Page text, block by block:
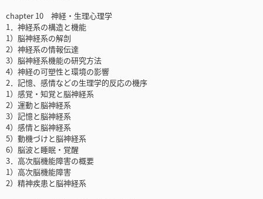
chapter 10 神経・生理心理学
1．神経系の構造と機能
1）脳神経系の解剖
2）神経系の情報伝達
3）脳神経系機能の研究方法
4）神経の可塑性と環境の影響
2．記憶、感情などの生理学的反応の機序
1）感覚・知覚と脳神経系
2）運動と脳神経系
3）記憶と脳神経系
4）感情と脳神経系
5）動機づけと脳神経系
6）脳波と睡眠・覚醒
3．高次脳機能障害の概要
1）高次脳機能障害
2）精神疾患と脳神経系